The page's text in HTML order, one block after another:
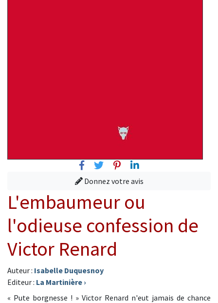
FacebookTwitterPinterest
Linkedin
Donnez votre avis
L'embaumeur ou
l'odieuse confession de
Victor Renard
Auteur : Isabelle Duquesnoy
Editeur : La Martinière ›
« Pute borgnesse ! » Victor Renard n'eut jamais de chance